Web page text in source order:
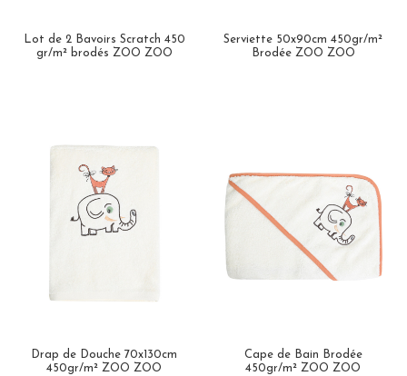
Lot de 2 Bavoirs Scratch 450
gr/m² brodés ZOO ZOO
Serviette 50x90cm 450gr/m²
Brodée ZOO ZOO
Drap de Douche 70x130cm
450gr/m² ZOO ZOO
Cape de Bain Brodée
450gr/m² ZOO ZOO